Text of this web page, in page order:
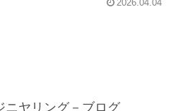
2026.04.04
ニヤリング－ブログ